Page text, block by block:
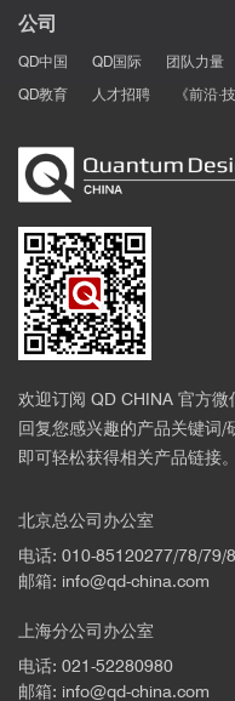
公司
QD中国 QD国际 团队力量
QD教育
人才招聘 《前沿·
欢迎订阅 QD CHINA 官方微
回复您感兴趣的产品关键词/
即可轻松获得相关产品链接。
北京总公司办公室
电话: 010-85120277/78/79/
邮箱: info@qd-china.com
上海分公司办公室
电话: 021-52280980
邮箱: info@qd-china.com